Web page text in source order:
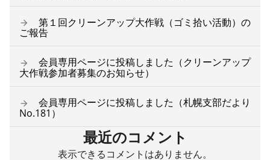
第１回クリーンアップ大作戦（ゴミ拾い活動）の
ご報告
会員専用ページに投稿しました（クリーンアップ
大作戦参加者募集のお知らせ）
会員専用ページに投稿しました（札幌支部だより
No.181）
最近のコメント
表示できるコメントはありません。